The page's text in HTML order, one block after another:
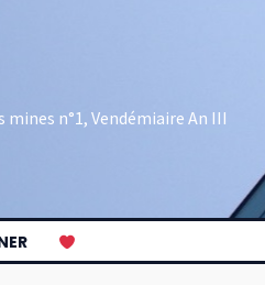
mines n°1, Vendémiaire An III